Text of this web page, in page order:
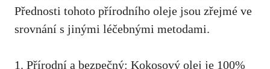
Přednosti tohoto přírodního oleje jsou⁤ zřejmé ve
srovnání s jinými léčebnými metodami.
1. Přírodní a bezpečný:⁢ Kokosový⁤ olej ​je 100%